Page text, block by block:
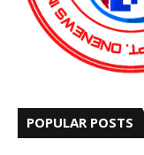
POPULAR POSTS